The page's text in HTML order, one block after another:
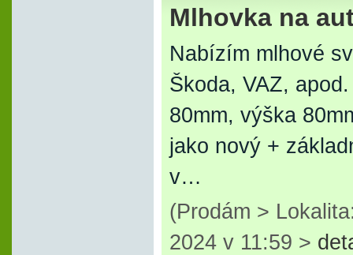
Mlhovka na
Nabízím mlhové
Škoda, VAZ,
80mm, výška
jako nový +
v…
(Prodám >
2024 v 11:59 >